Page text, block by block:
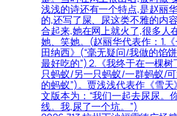
浅浅的诗还有一个特点,是赵丽
的,还写了屎、尿这类不雅的内
合起来,她在网上就火了,很多人
她、笑她。(赵丽华代表作：1.
田纳西》(“毫无疑问/我做的馅
最好吃的”) 2.《我终于在一棵树
只蚂蚁/另一只蚂蚁/一群蚂蚁/
的蚂蚁”)。贾浅浅代表作《雪
文版本为：“我们一起去尿尿。
线。我,尿了一个坑。”)